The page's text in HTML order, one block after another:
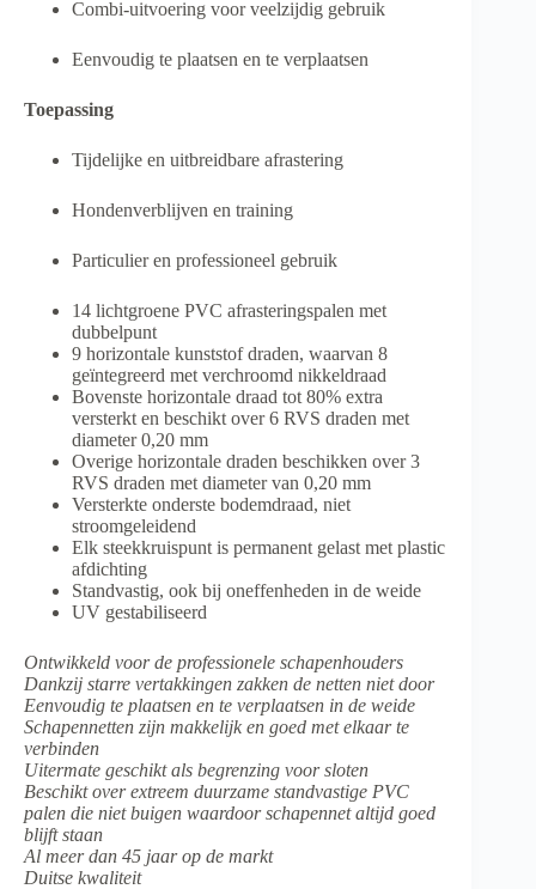
Combi-uitvoering voor veelzijdig gebruik
Eenvoudig te plaatsen en te verplaatsen
Toepassing
Tijdelijke en uitbreidbare afrastering
Hondenverblijven en training
Particulier en professioneel gebruik
14 lichtgroene PVC afrasteringspalen met
dubbelpunt
9 horizontale kunststof draden, waarvan 8
geïntegreerd met verchroomd nikkeldraad
Bovenste horizontale draad tot 80% extra
versterkt en beschikt over 6 RVS draden met
diameter 0,20 mm
Overige horizontale draden beschikken over 3
RVS draden met diameter van 0,20 mm
Versterkte onderste bodemdraad, niet
stroomgeleidend
Elk steekkruispunt is permanent gelast met plastic
afdichting
Standvastig, ook bij oneffenheden in de weide
UV gestabiliseerd
Ontwikkeld voor de professionele schapenhouders
Dankzij starre vertakkingen zakken de netten niet door
Eenvoudig te plaatsen en te verplaatsen in de weide
Schapennetten zijn makkelijk en goed met elkaar te
verbinden
Uitermate geschikt als begrenzing voor sloten
Beschikt over extreem duurzame standvastige PVC
palen die niet buigen waardoor schapennet altijd goed
blijft staan
Al meer dan 45 jaar op de markt
Duitse kwaliteit